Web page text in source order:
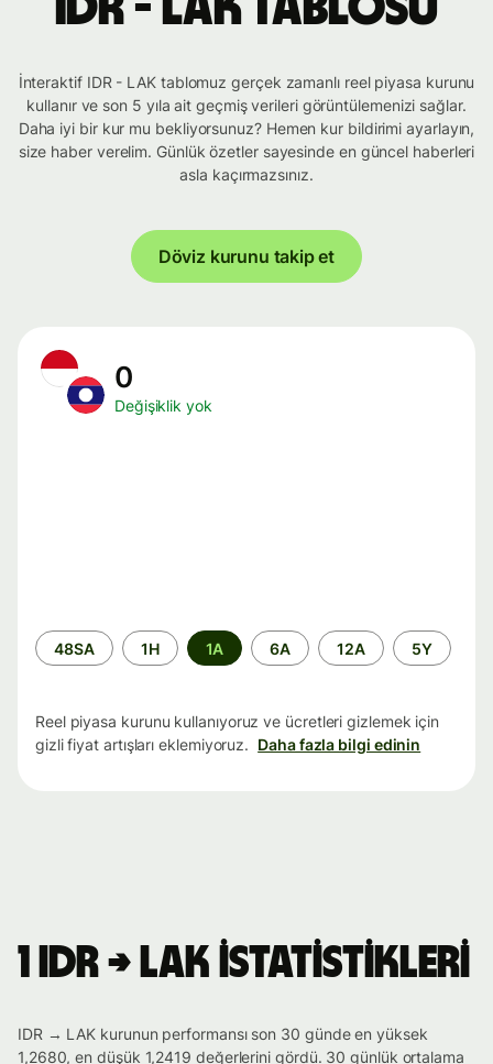
İnteraktif IDR - LAK tablomuz gerçek zamanlı reel piyasa kurunu
kullanır ve son 5 yıla ait geçmiş verileri görüntülemenizi sağlar.
Daha iyi bir kur mu bekliyorsunuz? Hemen kur bildirimi ayarlayın,
size haber verelim. Günlük özetler sayesinde en güncel haberleri
asla kaçırmazsınız.
Döviz kurunu takip et
0
Değişiklik yok
Zaman
aralığı
48SA 1H 1A 6A 12A 5Y
Reel piyasa kurunu kullanıyoruz ve ücretleri gizlemek için
gizli fiyat artışları eklemiyoruz. Daha fazla bilgi edinin
1 IDR → LAK istatistikleri
IDR → LAK kurunun performansı son 30 günde en yüksek
1,2680, en düşük 1,2419 değerlerini gördü. 30 günlük ortalama